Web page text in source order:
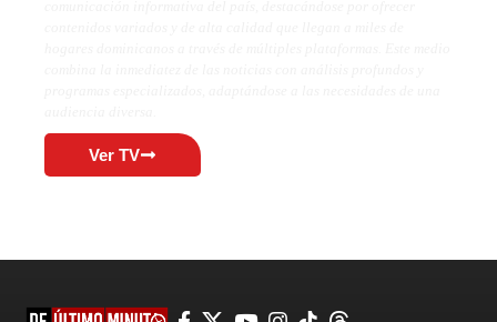
Ver TV